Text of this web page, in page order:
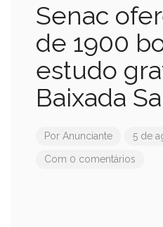
Senac
de 1900
estudo
Baixada
Por Anunciante 5 de
Com 0 comentários